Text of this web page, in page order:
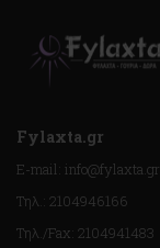
Fylaxta.gr
E-mail: info@fylaxta.gr
Τηλ.: 2104946166
Τηλ./Fax: 2104941483